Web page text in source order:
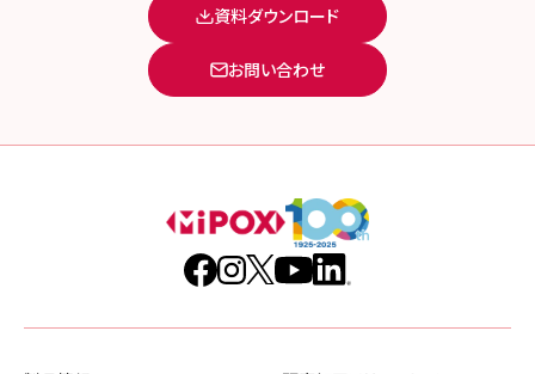
資料ダウンロード
お問い合わせ